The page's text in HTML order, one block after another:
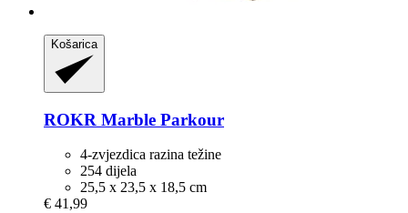
Košarica
ROKR Marble Parkour
4-zvjezdica razina težine
254 dijela
25,5 x 23,5 x 18,5 cm
€ 41,99